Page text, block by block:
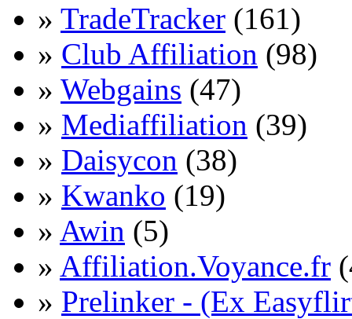
» TradeTracker (161)
» Club Affiliation (98)
» Webgains (47)
» Mediaffiliation (39)
» Daisycon (38)
» Kwanko (19)
» Awin (5)
» Affiliation.Voyance.fr
» Prelinker - (Ex